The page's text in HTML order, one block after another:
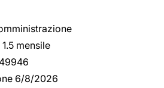
1.5 mensile
6/8/2026